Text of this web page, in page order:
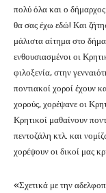
πολύ όλα και ο δήμαρχος
θα σας έχω εδώ! Και
μάλιστα αίτημα στο
ενθουσιασμένοι οι
φιλοξενία, στην
ποντιακοί χοροί έχουν
χορούς, χορέψανε οι
Κρητικοί μαθαίνουν
πεντοζάλη κτλ. και
χορέψουν οι δικοί μας
«Σχετικά με την